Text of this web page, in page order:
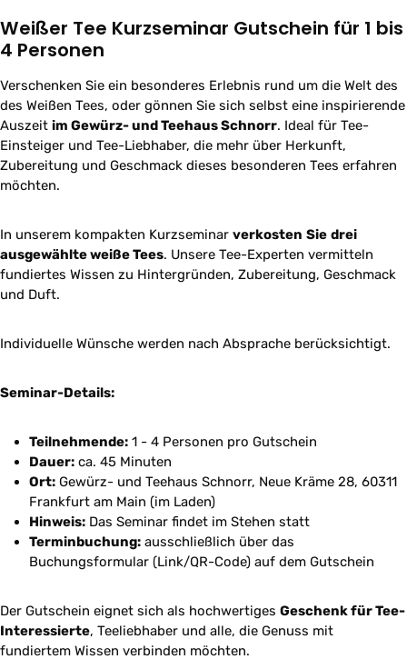
Weißer Tee Kurzseminar Gutschein für 1 bis
4 Personen
Verschenken Sie ein besonderes Erlebnis rund um die Welt des
des Weißen Tees, oder gönnen Sie sich selbst eine inspirierende
Auszeit im Gewürz- und Teehaus Schnorr. Ideal für Tee-
Einsteiger und Tee-Liebhaber, die mehr über Herkunft,
Zubereitung und Geschmack dieses besonderen Tees erfahren
möchten.
In unserem kompakten Kurzseminar verkosten Sie drei
ausgewählte weiße Tees. Unsere Tee-Experten vermitteln
fundiertes Wissen zu Hintergründen, Zubereitung, Geschmack
und Duft.
Individuelle Wünsche werden nach Absprache berücksichtigt.
Seminar-Details:
Teilnehmende: 1 - 4 Personen pro Gutschein
Dauer: ca. 45 Minuten
Ort: Gewürz- und Teehaus Schnorr, Neue Kräme 28, 60311
Frankfurt am Main (im Laden)
Hinweis: Das Seminar findet im Stehen statt
Terminbuchung: ausschließlich über das
Buchungsformular (Link/QR-Code) auf dem Gutschein
Der Gutschein eignet sich als hochwertiges Geschenk für Tee-
Interessierte, Teeliebhaber und alle, die Genuss mit
fundiertem Wissen verbinden möchten.